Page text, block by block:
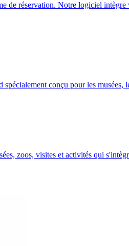
de réservation. Notre logiciel
conçu pour les musées,
zoos, visites et activités qui